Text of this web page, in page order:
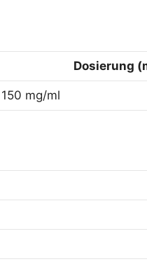
Dosierung
150 mg/ml